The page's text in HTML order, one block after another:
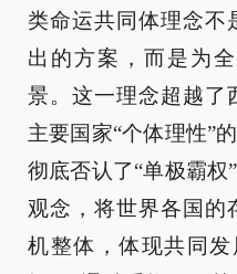
类命运共同体理念不
出的方案，而是为
景。这一理念超越了
主要国家“个体理性”
彻底否认了“单极霸权
观念，将世界各国的
机整体，体现共同